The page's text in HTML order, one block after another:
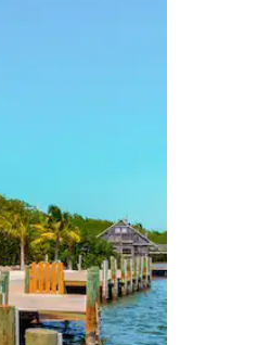
tocando e deslizando o dedo na tela.